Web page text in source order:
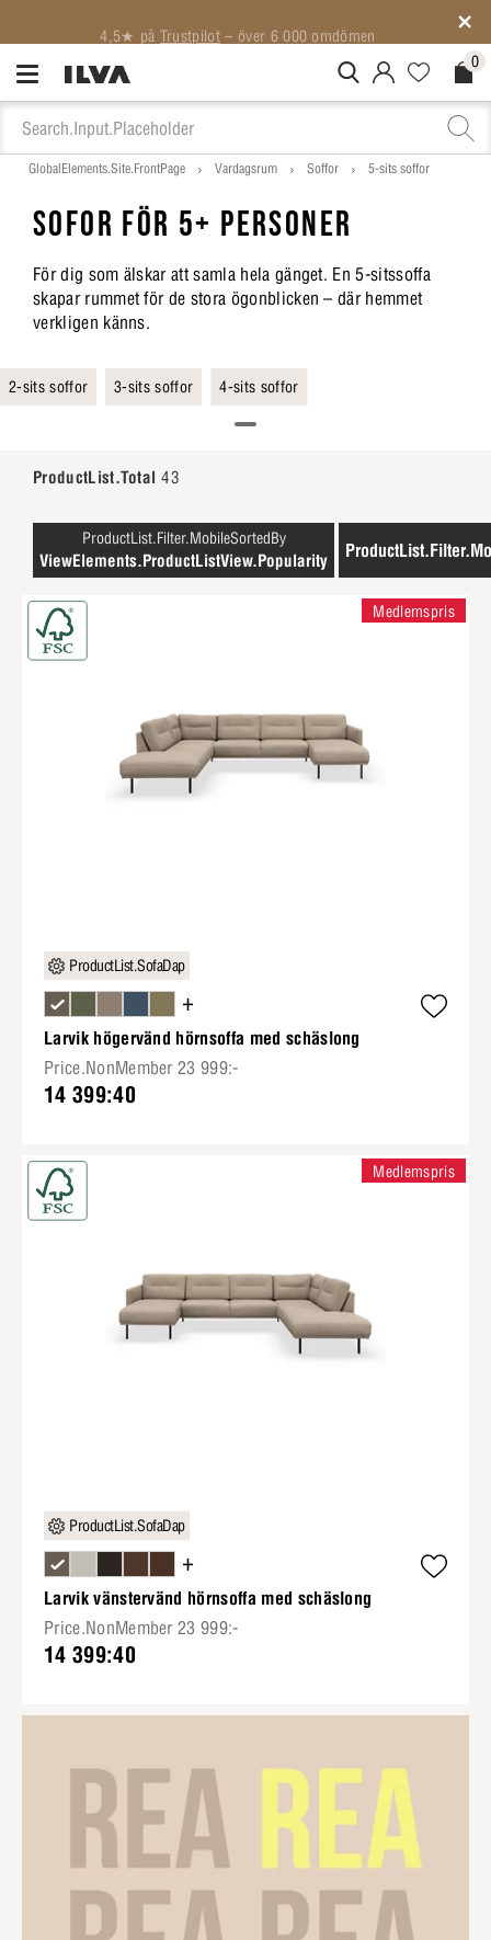
MitIlva.Login 0
GlobalElements.Site.FrontPage Vardagsrum Soffor 5-sits soffor
SOFOR FÖR 5+ PERSONER
För dig som älskar att samla hela gänget. En 5-sitssoffa
skapar rummet för de stora ögonblicken – där hemmet
verkligen känns.
2-sits soffor 3-sits soffor 4-sits soffor
ProductList.Total 43
ProductList.Filter.MobileSortedBy
ViewElements.ProductListView.Popularity
ProductList.SofaDap
+
Larvik högervänd hörnsoffa med schäslong
Price.NonMember 23 999:-
14 399:40
Medlemspris
ProductList.SofaDap
+
Larvik vänstervänd hörnsoffa med schäslong
Price.NonMember 23 999:-
14 399:40
Medlemspris